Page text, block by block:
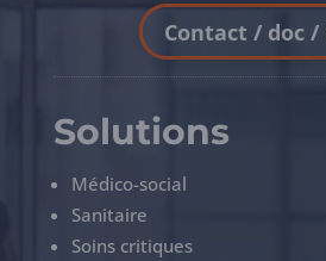
Contact / doc /
Solutions
Médico-social
Sanitaire
Soins critiques